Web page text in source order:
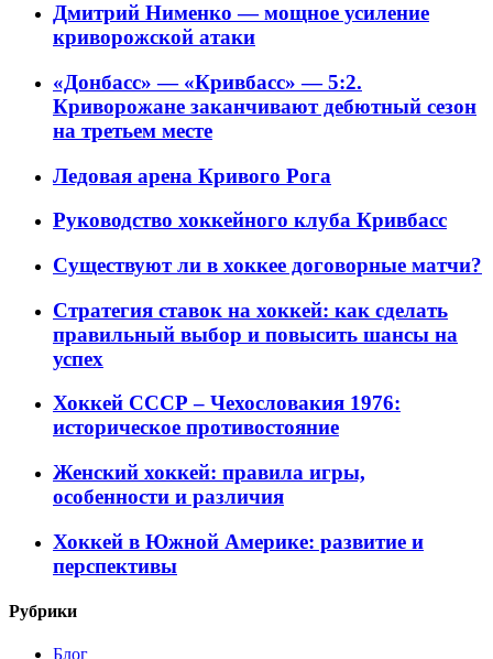
Дмитрий Нименко — мощное усиление
криворожской атаки
«Донбасс» — «Кривбасс» — 5:2.
Криворожане заканчивают дебютный сезон
на третьем месте
Ледовая арена Кривого Рога
Руководство хоккейного клуба Кривбасс
Существуют ли в хоккее договорные матчи?
Стратегия ставок на хоккей: как сделать
правильный выбор и повысить шансы на
успех
Хоккей СССР – Чехословакия 1976:
историческое противостояние
Женский хоккей: правила игры,
особенности и различия
Хоккей в Южной Америке: развитие и
перспективы
Рубрики
Блог